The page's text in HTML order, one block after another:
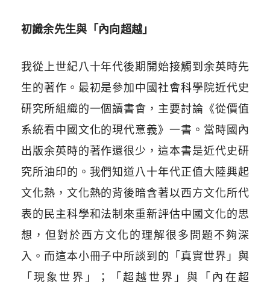
初識余先生與「內向超越」
我從上世紀八十年代後期開始接觸到余英時先
生的著作。最初是參加中國社會科學院近代史
研究所組織的一個讀書會，主要討論《從價值
系統看中國文化的現代意義》一書。當時國內
出版余英時的著作還很少，這本書是近代史研
究所油印的。我們知道八十年代正值大陸興起
文化熱，文化熱的背後暗含著以西方文化所代
表的民主科學和法制來重新評估中國文化的思
想，但對於西方文化的理解很多問題不夠深
入。而這本小冊子中所談到的「真實世界」與
「現象世界」；「超越世界」與「內在超